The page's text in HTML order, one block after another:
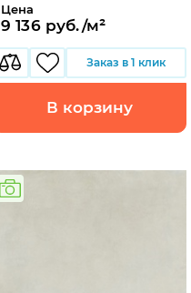
Цена
9 136 руб./м²
Заказ в 1 клик
В корзину